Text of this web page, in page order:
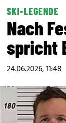
SKI-LEGENDE
Nach
spricht
24.06.2026, 11:48